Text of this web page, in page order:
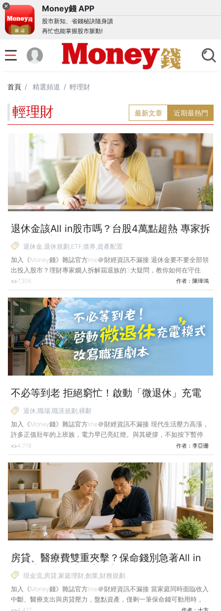
Money錢 APP
股市新知、省錢秘訣隨身讀
再忙也能掌握股市脈動!
首頁 精選頻道 輕理財
輕理財 最新文章 近期最熱門
退休金該All in股市嗎？台股4萬點超熱 專家拆
解投資3大疑問！
退休金,退休規劃,ETF,債券,資產配置
加入《Money錢》雜誌官方line＠財經資訊不漏接 退休金要不要全部領
出投入股市？理財專家嫺人拆解屆退族的3大疑問，教你如何在守住財
務安全底線的前提下，讓退休金持續發揮效益。 嫺人 專家小檔案 曾
任外商高階主管，49歲時提前離開工作崗位，開啟一段意料之外卻也
自由寬廣的退休生活。退而不休的她，經常在社群分享整理財務、持續
學習、經營部 落格與副業的親身經歷，獲得廣大共鳴。著有《有錢到
老後》等書。 即將退休的林小姐，最近聽朋友們討論台股行情大好、
大盤站上4萬點、退休金拿去投入股市可以賺更多，心裡也有些蠢蠢欲
動，但她過去幾十年不曾投資過，也
7,306 作者： 陳瑋鴻
不必等到老 拒絕窮忙！啟動「微退休」充電
模式 改寫你的職涯劇本
退休,職場,職涯規劃,裸辭
加入《Money錢》雜誌官方line＠財經資訊不漏接 現代生活壓力高漲，
許多正值壯年的上班族，電力早已亮紅燈。與其硬撐，不如按下暫停
鍵，展開數月到1年的「微退休」。 這並非逃避現實，而是提前使用未
來的休息時間，讓身心深度充電，再重新回到職涯賽道。本期〈特別企
劃〉透過專家與實踐者的分享，教你跳脫傳統職場路徑，改寫職涯與人
生的劇本。 你是否有過這樣的情況：週一早晨鬧鐘響起，心裡卻沉重
得像灌了鉛；看著電子郵件不斷湧入，卻提不起勁回覆。當工作不再帶
來成就感，只剩下無止盡的心理耗損，「乾脆直接退休」成為許多人浮
現在腦海中的想法。 在未備足退休金的現實下，盲目等
4,778 作者： 李亞珊
房貸、醫療費雙重夾擊？保命錢別急著All in
用最少的錢創造穩定收入！
現金流,房貸,家庭理財,創業,財務規劃
加入《Money錢》雜誌官方line＠財經資訊不漏接 當家庭同時面臨收入
中斷、醫療支出與房貸壓力，盤點資產，僅剩一筆保命錢可動用時，該